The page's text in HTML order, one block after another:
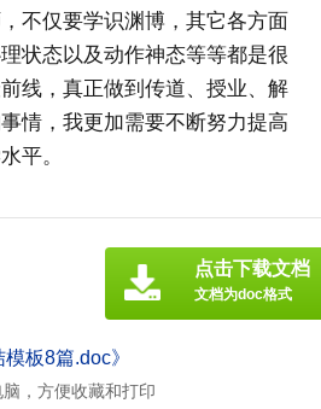
不仅要学识渊博，其它各方面
状态以及动作神态等等都是很
线，真正做到传道、授业、解
情，我更加需要不断努力提高
平。
板8篇.doc》
，方便收藏和打印
点击下载文档
文档为doc格式